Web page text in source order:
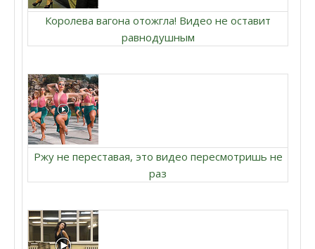
Королева вагона отожгла! Видео не оставит
равнодушным
Ржу не переставая, это видео пересмотришь не
раз